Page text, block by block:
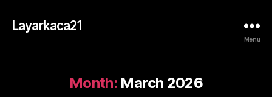
Layarkaca21
Menu
Month: March 2026